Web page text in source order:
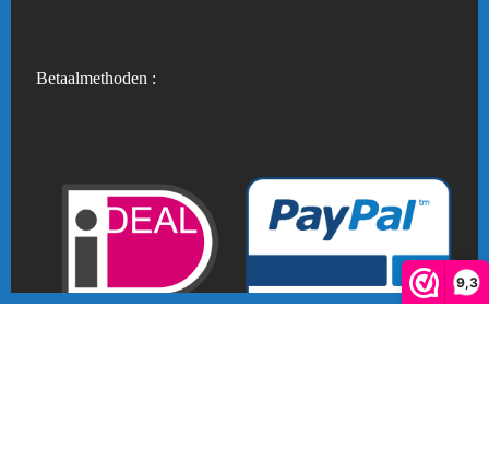
9,3
Betaalmethoden :